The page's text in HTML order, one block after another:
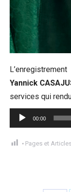
L’enregistrement
Yannick
services qui
Lecteur
audio
00:00
Pages et